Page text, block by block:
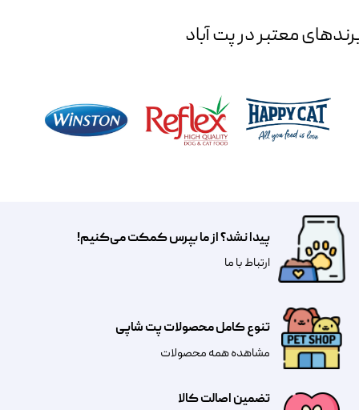
معتبر در پت آباد
تضمین اصالت کالا
تنوع کامل محصولات پت شاپی
مشاهده همه محصولات
پیدا نشد؟ از ما بپرس کمکت می‌کنیم!
​​​ارتباط با ما